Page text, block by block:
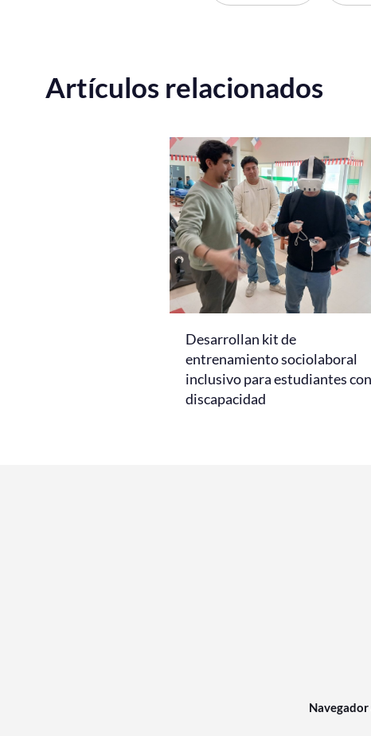
Artículos relacionados
Desarrollan kit de
entrenamiento sociolaboral
inclusivo para estudiantes con
discapacidad